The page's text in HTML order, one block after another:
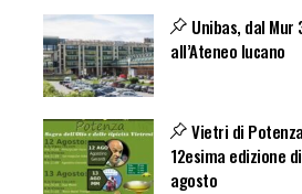
Unibas, dal
all’Ateneo lucano
Vietri di
12esima edizione
agosto